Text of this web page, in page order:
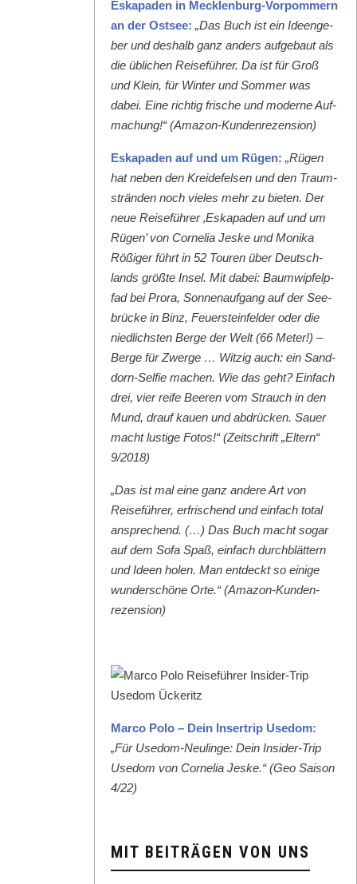
Eska­paden in Meck­len­burg-Vor­pom­mern
an der Ost­see: „Das Buch ist ein Ideenge­
ber und deshalb ganz anders aufge­baut als
die üblichen Reise­führer. Da ist für Groß
und Klein, für Win­ter und Som­mer was
dabei. Eine richtig frische und mod­erne Auf­
machung!“ (Ama­zon-Kun­den­rezen­sion)
Eska­paden auf und um Rügen: „Rügen
hat neben den Krei­de­felsen und den Traum­
strän­den noch vieles mehr zu bieten. Der
neue Reise­führer ‚Eska­paden auf und um
Rügen’ von Cor­nelia Jeske und Moni­ka
Rößiger führt in 52 Touren über Deutsch­
lands größte Insel. Mit dabei: Baumwipfelp­
fad bei Pro­ra, Son­nenauf­gang auf der See­
brücke in Binz, Feuer­ste­in­felder oder die
niedlich­sten Berge der Welt (66 Meter!) –
Berge für Zwerge … Witzig auch: ein Sand­
dorn-Self­ie machen. Wie das geht? Ein­fach
drei, vier reife Beeren vom Strauch in den
Mund, drauf kauen und abdrück­en. Sauer
macht lustige Fotos!“ (Zeitschrift „Eltern“
9/2018)
„Das ist mal eine ganz andere Art von
Reise­führer, erfrischend und ein­fach total
ansprechend. (…) Das Buch macht sog­ar
auf dem Sofa Spaß, ein­fach durch­blät­tern
und Ideen holen. Man ent­deckt so einige
wun­der­schöne Orte.“ (Ama­zon-Kun­den­
rezen­sion)
Mar­co Polo – Dein Inser­trip Use­dom:
„Für Use­dom-Neulinge: Dein Insid­er-Trip
Use­dom von Cor­nelia Jeske.“ (Geo Sai­son
4/22)
MIT BEITRÄGEN VON UNS